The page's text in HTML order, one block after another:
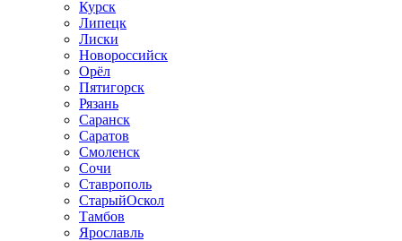
Курск
Липецк
Лиски
Новороссийск
Орёл
Пятигорск
Рязань
Саранск
Саратов
Смоленск
Сочи
Ставрополь
СтарыйОскол
Тамбов
Ярославль